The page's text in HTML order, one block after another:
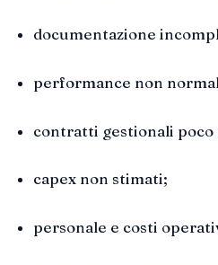
documentazione
performance non
contratti gestionali poco
capex non stimati;
personale e costi